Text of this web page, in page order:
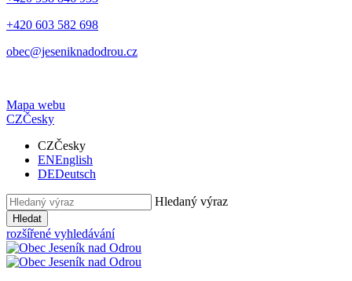
+420 603 582 698
obec@jeseniknadodrou.cz
Mapa webu
CZČesky
CZČesky
ENEnglish
DEDeutsch
Hledaný výraz
Hledat
rozšířené vyhledávání